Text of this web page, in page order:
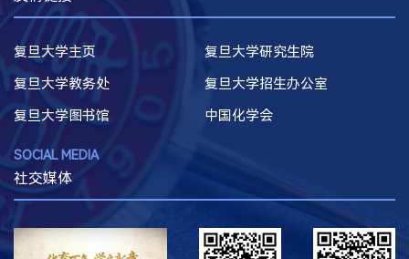
复旦大学主页
复旦大学研究生院
复旦大学教务处
复旦大学招生办公室
复旦大学图书馆
中国化学会
SOCIAL MEDIA
社交媒体